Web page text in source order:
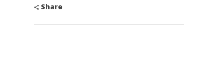
Share